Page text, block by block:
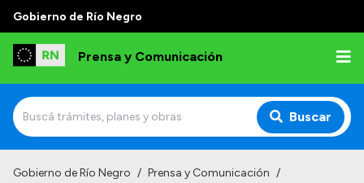
Gobierno de Río Negro
Prensa y Comunicación
Buscar
Gobierno de Río Negro / Prensa y Comunicación /